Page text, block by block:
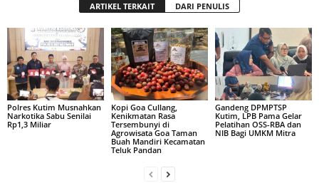
ARTIKEL TERKAIT DARI PENULIS
Polres Kutim Musnahkan
Narkotika Sabu Senilai
Rp1,3 Miliar
Kopi Goa Cullang,
Kenikmatan Rasa
Tersembunyi di
Agrowisata Goa Taman
Buah Mandiri Kecamatan
Teluk Pandan
Gandeng DPMPTSP
Kutim, LPB Pama Gelar
Pelatihan OSS-RBA dan
NIB Bagi UMKM Mitra